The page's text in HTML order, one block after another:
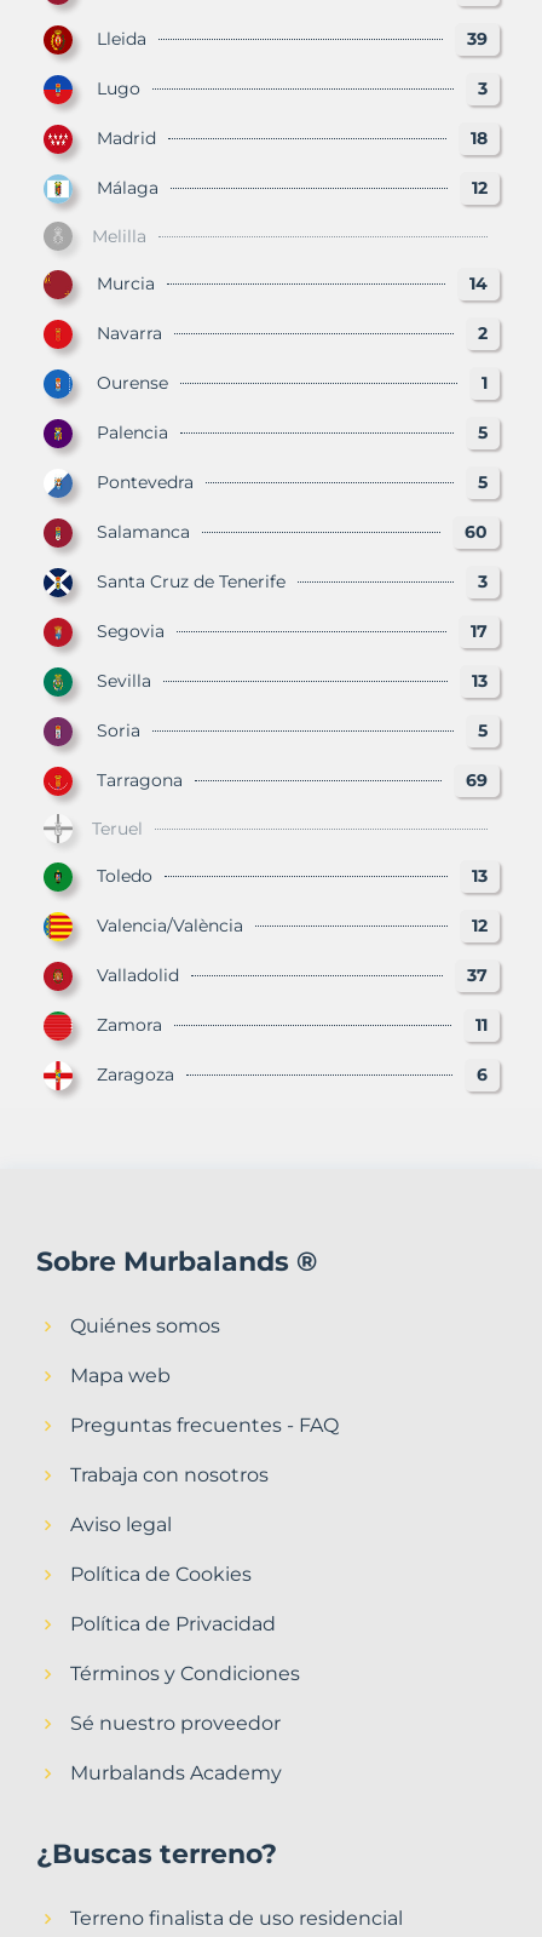
Lleida 39
Lugo 3
Madrid 18
Málaga 12
Melilla
Murcia 14
Navarra 2
Ourense 1
Palencia 5
Pontevedra 5
Salamanca 60
Santa Cruz de Tenerife 3
Segovia 17
Sevilla 13
Soria 5
Tarragona 69
Teruel
Toledo 13
Valencia/València 12
Valladolid 37
Zamora 11
Zaragoza 6
Sobre Murbalands ®
Quiénes somos
Mapa web
Preguntas frecuentes - FAQ
Trabaja con nosotros
Aviso legal
Política de Cookies
Política de Privacidad
Términos y Condiciones
Sé nuestro proveedor
Murbalands Academy
¿Buscas terreno?
Terreno finalista de uso residencial